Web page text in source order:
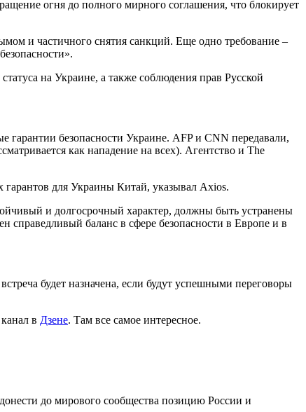
огня до полного мирного соглашения, что блокирует
и частичного снятия санкций. Еще одно требование –
на Украине, а также соблюдения прав Русской
гарантии безопасности Украине. AFP и CNN передавали,
как нападение на всех). Агентство и The
для Украины Китай, указывал Axios.
и долгосрочный характер, должны быть устранены
справедливый баланс в сфере безопасности в Европе и в
будет назначена, если будут успешными переговоры
в Дзене. Там все самое интересное.
до мирового сообщества позицию России и